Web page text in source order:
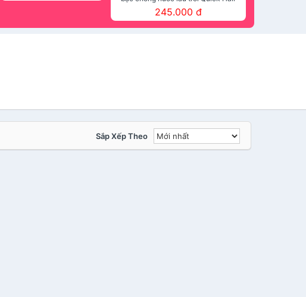
Waterproof Mascara The Face Shop
245.000 đ
Sắp Xếp Theo